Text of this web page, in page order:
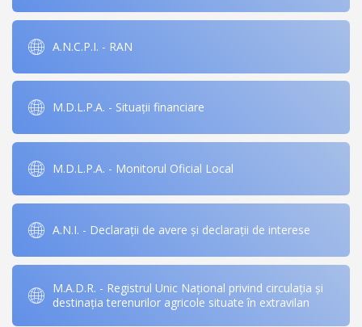
A.N.C.P.I. - RAN
M.D.L.P.A. - Situații financiare
M.D.L.P.A. - Monitorul Oficial Local
A.N.I. - Declarații de avere și declarații de interese
M.A.D.R. - Registrul Unic Național privind circulația și
destinația terenurilor agricole situate în extravilan